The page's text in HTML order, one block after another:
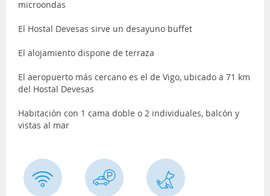
microondas
El Hostal Devesas sirve un desayuno buffet
El alojamiento dispone de terraza
El aeropuerto más cercano es el de Vigo, ubicado a 71 km
del Hostal Devesas
Habitación con 1 cama doble o 2 individuales, balcón y
vistas al mar